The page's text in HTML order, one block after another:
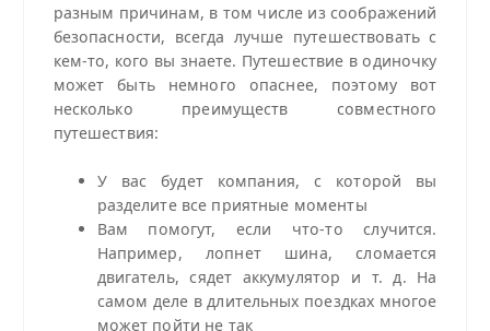
разным причинам, в том числе из соображений
безопасности, всегда лучше путешествовать с
кем-то, кого вы знаете. Путешествие в одиночку
может быть немного опаснее, поэтому вот
несколько преимуществ совместного
путешествия:
У вас будет компания, с которой вы
разделите все приятные моменты
Вам помогут, если что-то случится.
Например, лопнет шина, сломается
двигатель, сядет аккумулятор и т. д. На
самом деле в длительных поездках многое
может пойти не так